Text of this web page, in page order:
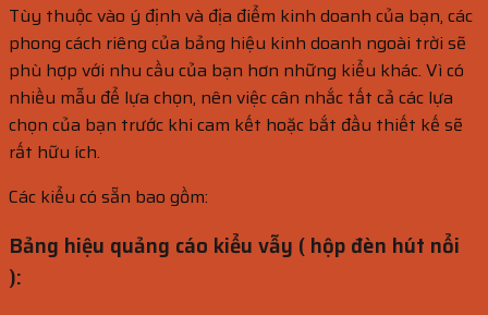
Tùy thuộc vào ý định và địa điểm kinh doanh của bạn, các
phong cách riêng của bảng hiệu kinh doanh ngoài trời sẽ
phù hợp với nhu cầu của bạn hơn những kiểu khác. Vì có
nhiều mẫu để lựa chọn, nên việc cân nhắc tất cả các lựa
chọn của bạn trước khi cam kết hoặc bắt đầu thiết kế sẽ
rất hữu ích.
Các kiểu có sẵn bao gồm:
Bảng hiệu quảng cáo kiểu vẫy ( hộp đèn hút nổi
):